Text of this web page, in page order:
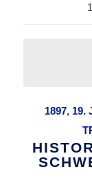
1897, 19.